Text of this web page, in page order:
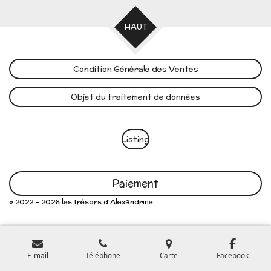
HAUT
Condition Générale des Ventes
Objet du traitement de données
Listing
Paiement
© 2022 - 2026 les trésors d'Alexandrine
E-mail Téléphone Carte Facebook